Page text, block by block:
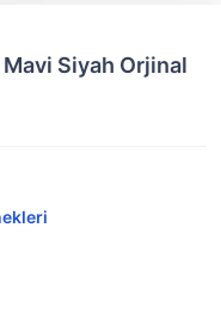
Mavi Siyah Orjinal